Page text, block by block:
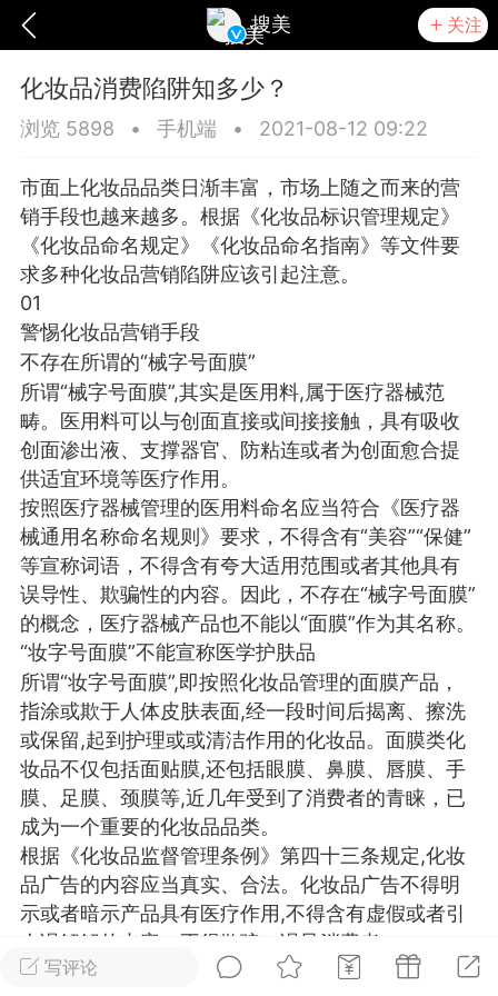
搜美 关注
爆汗熊 卡卡动能素 无创溶斑术
美业357 芯诗妍 卡卡美业
每次200金币 点击购买
师 小熊水光
爆汗熊
脂
卡卡动能素
皇斯普拉雅
建术
DRYY面膜 微晶溶斑术
爆款平台 Lv.8 靓号
加盟商
26 23:18
电脑端 美业资讯
闪充小白罐
本/双效闪充，养出紧致小白脸！一、项
充小白罐 = 闪充大白肌（仪器）× 草本
产品）×极光嫩肤啫喱（产品）这是一套
护...写评论
化妆品消费陷阱知多少？
浏览 5898 • 手机端 • 2021-08-12 09:22
市面上化妆品品类日渐丰富，市场上随之而来的营
销手段也越来越多。根据《化妆品标识管理规定》
《化妆品命名规定》《化妆品命名指南》等文件要
求多种化妆品营销陷阱应该引起注意。
01
警惕化妆品营销手段
不存在所谓的“械字号面膜”
所谓“械字号面膜”,其实是医用料,属于医疗器械范
畴。医用料可以与创面直接或间接接触，具有吸收
创面渗出液、支撑器官、防粘连或者为创面愈合提
供适宜环境等医疗作用。
按照医疗器械管理的医用料命名应当符合《医疗器
械通用名称命名规则》要求，不得含有“美容”“保健”
等宣称词语，不得含有夸大适用范围或者其他具有
误导性、欺骗性的内容。因此，不存在“械字号面膜”
的概念，医疗器械产品也不能以“面膜”作为其名称。
“妆字号面膜”不能宣称医学护肤品
所谓“妆字号面膜”,即按照化妆品管理的面膜产品，
指涂或欺于人体皮肤表面,经一段时间后揭离、擦洗
或保留,起到护理或或清洁作用的化妆品。面膜类化
妆品不仅包括面贴膜,还包括眼膜、鼻膜、唇膜、手
膜、足膜、颈膜等,近几年受到了消费者的青睐，已
成为一个重要的化妆品品类。
根据《化妆品监督管理条例》第四十三条规定,化妆
品广告的内容应当真实、合法。化妆品广告不得明
示或者暗示产品具有医疗作用,不得含有虚假或者引
人误解解的内容，不得欺骗、误导消费者。
一些面膜类化妆品,将产品宣称为“医学护肤品”“药妆”